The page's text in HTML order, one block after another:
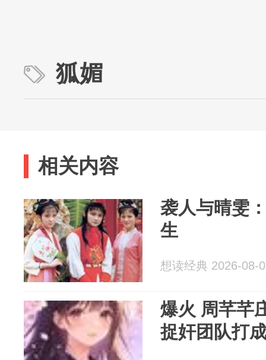
狐媚
相关内容
袭人与晴雯
生
想读经典 2026-08-
爆火 周芊芊庄正小莫《七夕节被
捉奸团队打